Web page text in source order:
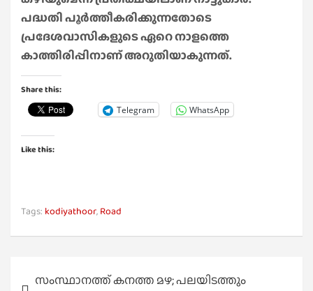
പദ്ധതി പൂർത്തീകരിക്കുന്നതോടെ
പ്രദേശവാസികളുടെ ഏറെ നാളത്തെ
കാത്തിരിപ്പിനാണ് അറുതിയാകുന്നത്.
Share this:
Telegram WhatsApp
Like this:
Tags: kodiyathoor, Road
സംസ്ഥാനത്ത് കനത്ത മഴ; പലയിടത്തും